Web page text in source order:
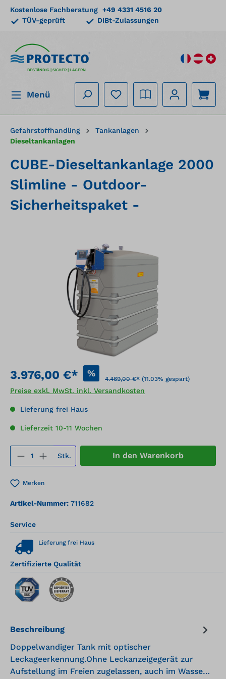
springen
Kostenlose Fachberatung +49 4331 4516 20
TÜV-geprüft
DIBt-Zulassungen
BESTÄNDIG | SICHER | LAGERN
Menü
Gefahrstoffhandling
Tankanlagen
Dieseltankanlagen
CUBE-Dieseltankanlage 2000
Slimline - Outdoor-
Sicherheitspaket -
Bildergalerie überspringen
3.976,00 €* %
4.469,00 €* (11.03% gespart)
Preise exkl. MwSt. inkl. Versandkosten
Lieferung frei Haus
Lieferzeit 10-11 Wochen
Produkt Anzahl: Gib den
Stk. In den Warenkorb
Merken
Artikel-Nummer: 711682
Service
Lieferung frei Haus
Zertifizierte Qualität
Beschreibung
Doppelwandiger Tank mit optischer
Leckageerkennung.Ohne Leckanzeigegerät zur
Aufstellung im Freien zugelassen, auch im Wasse…